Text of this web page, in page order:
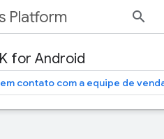
Platform
for Android
contato com a equipe de